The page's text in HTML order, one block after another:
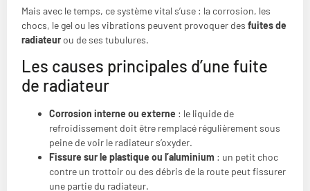
Mais avec le temps, ce système vital s’use : la corrosion, les
chocs, le gel ou les vibrations peuvent provoquer des fuites de
radiateur ou de ses tubulures.
Les causes principales d’une fuite
de radiateur
Corrosion interne ou externe : le liquide de
refroidissement doit être remplacé régulièrement sous
peine de voir le radiateur s’oxyder.
Fissure sur le plastique ou l’aluminium : un petit choc
contre un trottoir ou des débris de la route peut fissurer
une partie du radiateur.